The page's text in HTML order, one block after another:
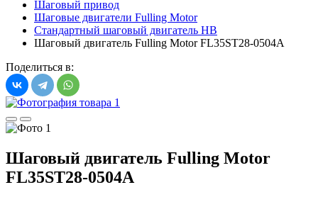
Шаговый привод
Шаговые двигатели Fulling Motor
Стандартный шаговый двигатель HB
Шаговый двигатель Fulling Motor FL35ST28-0504A
Поделиться в:
Шаговый двигатель Fulling Motor
FL35ST28-0504A